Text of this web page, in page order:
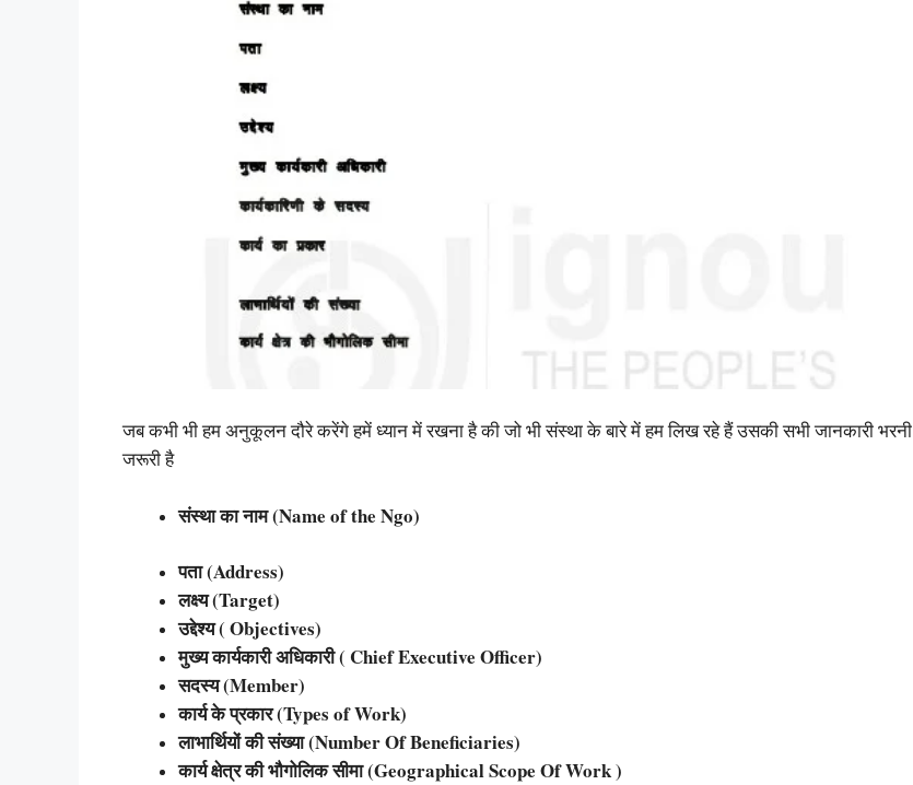
जब कभी भी हम अनुकूलन दौरे करेंगे हमें ध्यान में रखना है की जो भी संस्था के बारे में हम लिख रहे हैं उसकी सभी जानकारी भरनी
जरूरी है
संस्था का नाम (Name of the Ngo)
पता (Address)
लक्ष्य (Target)
उद्देश्य ( Objectives)
मुख्य कार्यकारी अधिकारी ( Chief Executive Officer)
सदस्य (Member)
कार्य के प्रकार (Types of Work)
लाभार्थियों की संख्या (Number Of Beneficiaries)
कार्य क्षेत्र की भौगोलिक सीमा (Geographical Scope Of Work )